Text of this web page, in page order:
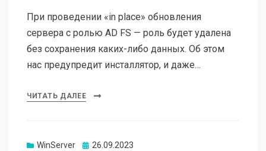
При проведении «in place» обновления
сервера с ролью AD FS — роль будет удалена
без сохранения каких-либо данных. Об этом
нас предупредит инсталлятор, и даже…
ЧИТАТЬ ДАЛЕЕ
WinServer Опубликовано
26.09.2023